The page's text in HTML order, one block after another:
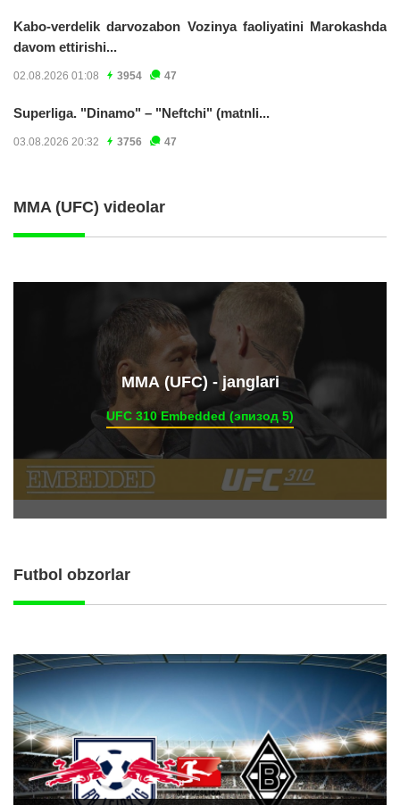
Kabo-verdelik darvozabon Vozinya faoliyatini Marokashda
davom ettirishi...
02.08.2026 01:08 3954 47
Superliga. "Dinamo" – "Neftchi" (matnli...
03.08.2026 20:32 3756 47
MMA (UFC) videolar
ММА (UFC) - janglari
UFC 310 Embedded (эпизод 5)
Futbol obzorlar